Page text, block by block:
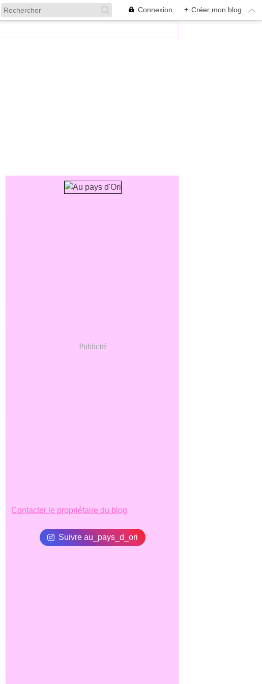
Connexion + Créer mon blog
Publicité
Contacter le propriétaire du blog
Suivre au_pays_d_ori